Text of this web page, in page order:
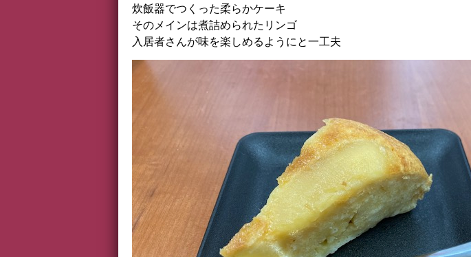
炊飯器でつくった柔らかケーキ
そのメインは煮詰められたリンゴ
入居者さんが味を楽しめるようにと一工夫